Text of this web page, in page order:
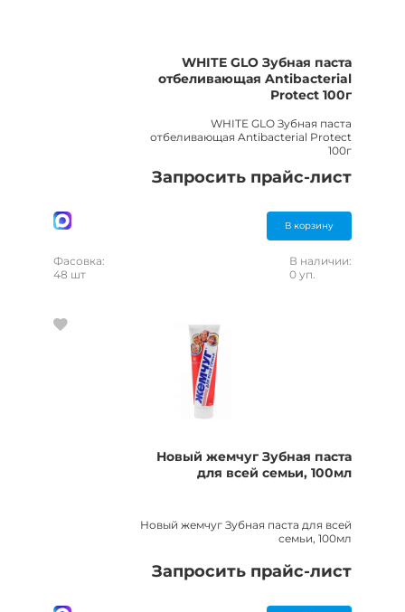
WHITE GLO Зубная паста
отбеливающая Antibacterial
Protect 100г
WHITE GLO Зубная паста
отбеливающая Antibacterial Protect
100г
Запросить прайс-лист
В корзину
Фасовка:
48 шт
В наличии:
0 уп.
Новый жемчуг Зубная паста
для всей семьи, 100мл
Новый жемчуг Зубная паста для всей
семьи, 100мл
Запросить прайс-лист